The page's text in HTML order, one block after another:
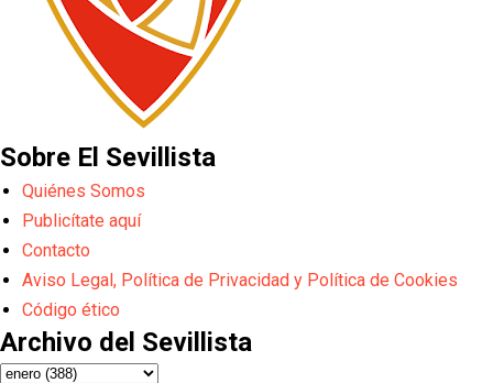
Sobre El Sevillista
Quiénes Somos
Publicítate aquí
Contacto
Aviso Legal, Política de Privacidad y Política de Cookies
Código ético
Archivo del Sevillista